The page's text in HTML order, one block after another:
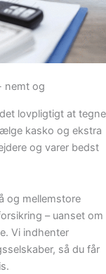
nemt og
lovpligtigt at tegne
kasko og ekstra
og varer bedst
og mellemstore
– uanset om
Vi indhenter
så du får